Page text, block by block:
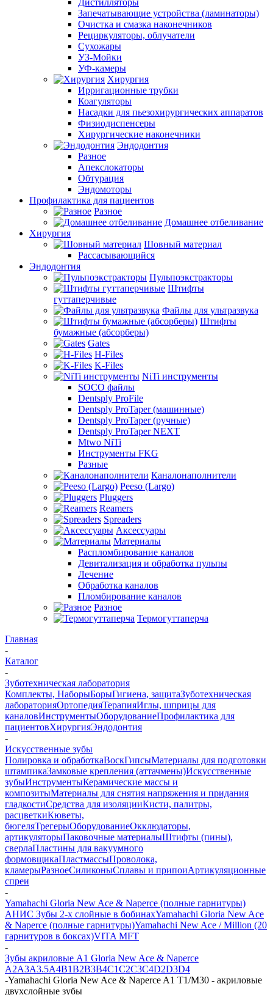
Дистилляторы
Запечатывающие устройства (ламинаторы)
Очистка и смазка наконечников
Рециркуляторы, облучатели
Сухожары
УЗ-Мойки
УФ-камеры
Хирургия
Ирригационные трубки
Коагуляторы
Насадки для пьезохирургических аппаратов
Физиодиспенсеры
Хирургические наконечники
Эндодонтия
Разное
Апекслокаторы
Обтурация
Эндомоторы
Профилактика для пациентов
Разное
Домашнее отбеливание
Хирургия
Шовный материал
Рассасывающийся
Эндодонтия
Пульпоэкстракторы
Штифты
гуттаперчивые
Файлы для ультразвука
Штифты
бумажные (абсорберы)
Gates
H-Files
K-Files
NiTi инструменты
SOCO файлы
Dentsply ProFile
Dentsply ProTaper (машинные)
Dentsply ProTaper (ручные)
Dentsply ProTaper NEXT
Mtwo NiTi
Инструменты FKG
Разные
Каналонаполнители
Peeso (Largo)
Pluggers
Reamers
Spreaders
Аксессуары
Материалы
Распломбирование каналов
Девитализация и обработка пульпы
Лечение
Обработка каналов
Пломбирование каналов
Разное
Термогуттаперча
Главная
-
Каталог
-
Зуботехническая лаборатория
Комплекты, НаборыБорыГигиена, защитаЗуботехническая
лабораторияОртопедияТерапияИглы, шприцы для
каналовИнструментыОборудованиеПрофилактика для
пациентовХирургияЭндодонтия
-
Искусственные зубы
Полировка и обработкаВоскГипсыМатериалы для подготовки
штампикаЗамковые крепления (аттачмены)Искусственные
зубыИнструментыКерамические массы и
композитыМатериалы для снятия напряжения и придания
гладкостиСредства для изоляцииКисти, палитры,
расцветкиКюветы,
бюгеляТрегерыОборудованиеОкклюдаторы,
артикуляторыПаковочные материалыШтифты (пины),
сверлаПластины для вакуумного
формовщикаПластмассыПроволока,
кламерыРазноеСиликоныСплавы и припоиАртикуляционные
спреи
-
Yamahachi Gloria New Ace & Naperce (полные гарнитуры)
АНИС Зубы 2-х слойные в бобинахYamahachi Gloria New Ace
& Naperce (полные гарнитуры)Yamahachi New Ace / Million (20
гарнитуров в боксах)VITA MFT
-
Зубы акриловые A1 Gloria New Ace & Naperce
A2A3A3.5A4B1B2B3B4C1C2C3C4D2D3D4
-Yamahachi Gloria New Ace & Naperce A1 T1/M30 - акриловые
двухслойные зубы